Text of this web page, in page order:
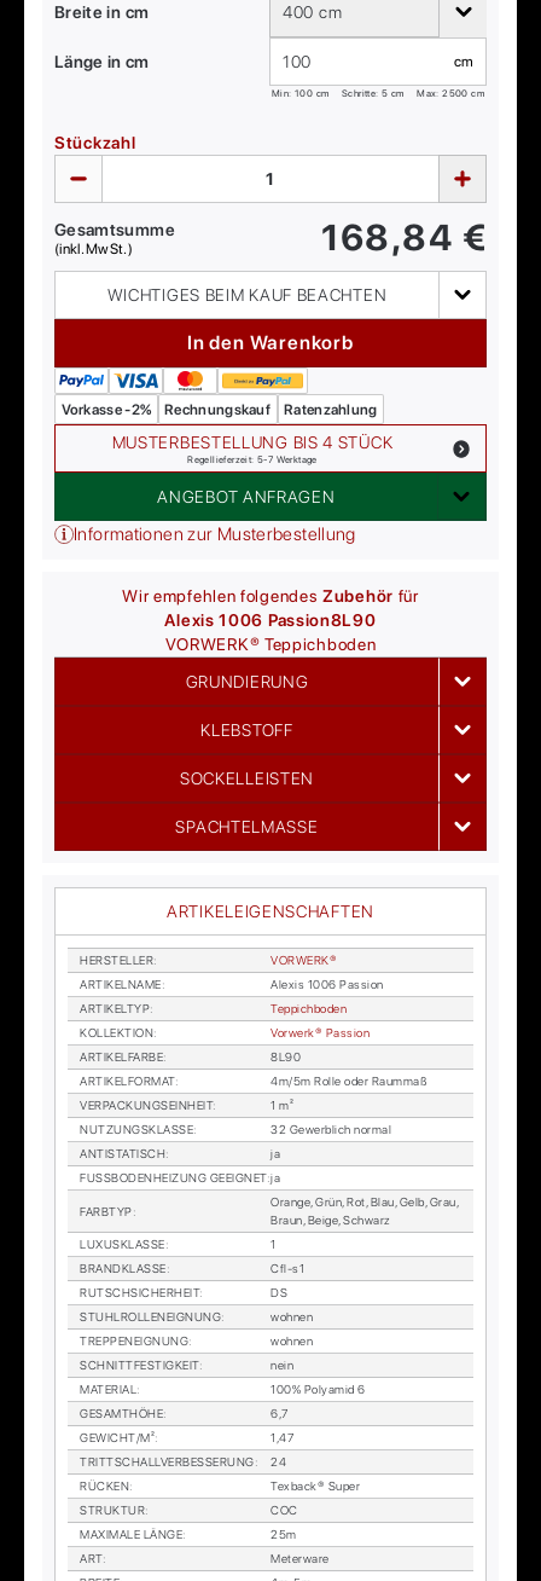
Breite in cm 400 cm
Länge in cm cm
Min: 100 cm Schritte: 5 cm Max:2500 cm
Stückzahl
Gesamtsumme
(inkl. MwSt.) 168,84 €
WICHTIGES BEIM KAUF BEACHTEN
In den Warenkorb
Vorkasse -2% Rechnungskauf Ratenzahlung
MUSTERBESTELLUNG BIS 4 STÜCK
Regellieferzeit: 5-7 Werktage
ANGEBOT ANFRAGEN
Informationen zur Musterbestellung
Wir empfehlen folgendesZubehör für
Alexis 1006 Passion8L90
VORWERK® Teppichboden
GRUNDIERUNG
KLEBSTOFF
SOCKELLEISTEN
SPACHTELMASSE
ARTIKELEIGENSCHAFTEN
HER­STEL­LER:
VOR­WER­K®
AR­TI­KEL­NA­ME:
Alexis 1006 Pas­si­on
AR­TI­KEL­TYP:
Tep­pich­bo­den
KOL­LEK­TI­ON:
Vor­wer­k® Pas­si­on
AR­TI­KEL­FAR­BE:
8L90
AR­TI­KEL­FOR­MAT:
4m/5m Rol­le oder Raum­maß
VER­PA­CKUNGS­EIN­HEIT:
1 m²
NUT­ZUNGS­KLAS­SE:
32 Ge­werb­lich nor­mal
AN­TI­STA­TISCH:
ja
FUSS­BO­DEN­HEI­ZUNG GE­EIG­NET:ja
FARB­TYP:
Oran­ge, Grün, Rot, Blau, Gelb, Grau,
Braun, Beige, Schwarz
LU­XUS­KLAS­SE:
1
BRAND­KLAS­SE:
Cfl-s1
RUTSCH­SI­CHER­HEIT:
DS
STUHL­ROL­LEN­EIG­NUNG:
woh­nen
TREP­PEN­EIG­NUNG:
woh­nen
SCHNITT­FES­TIG­KEIT:
nein
MA­TE­RI­AL:
100% Po­ly­amid 6
GE­SAMT­HÖ­HE:
6,7
GE­WICHT/M²:
1,47
TRITT­SCHALL­VER­BES­SE­RUNG:
24
RÜ­CKEN:
Tex­back® Su­per
STRUK­TUR:
COC
MA­XI­MA­LE LÄN­GE:
25m
ART:
Me­ter­wa­re